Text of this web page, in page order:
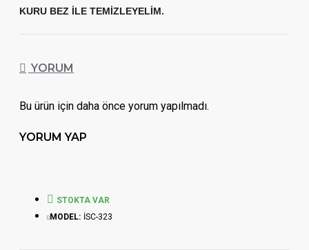
KURU BEZ İLE TEMİZLEYELİM.
YORUM
Bu ürün için daha önce yorum yapılmadı.
YORUM YAP
STOKTA VAR
MODEL: İSC-323